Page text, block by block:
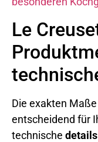
Le
Die exakten
entscheidend für
technische details